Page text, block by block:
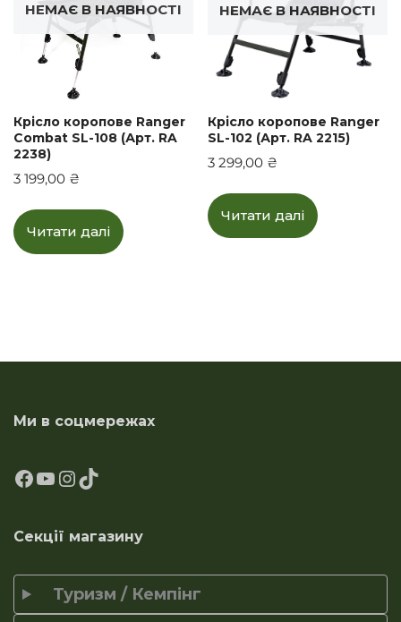
НЕМАЄ В НАЯВНОСТІ
Крiсло коропове Ranger
Сombat SL-108 (Арт. RA
2238)
3 199,00 ₴
Читати далі
НЕМАЄ В НАЯВНОСТІ
Крісло коропове Ranger
SL-102 (Арт. RA 2215)
3 299,00 ₴
Читати далі
Ми в соцмережах
Секції магазину
Туризм / Кемпінг